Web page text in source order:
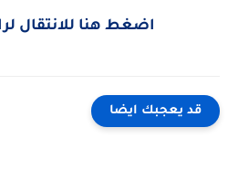
اضغط هنا للانتقال
قد يعجبك ايضا